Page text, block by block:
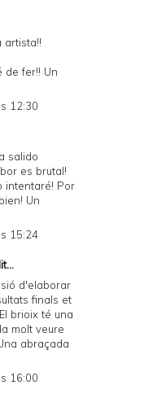
artista!!
de fer!! Un
12:30
salido
es brutal!
intentaré! Por
Un
15:24
d'elaborar
finals et
brioix té una
molt veure
abraçada
16:00